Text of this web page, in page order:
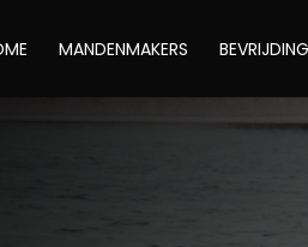
MANDENMAKERS BEVRIJDING